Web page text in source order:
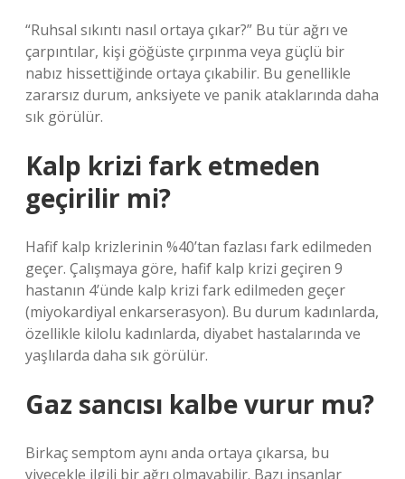
“Ruhsal sıkıntı nasıl ortaya çıkar?” Bu tür ağrı ve
çarpıntılar, kişi göğüste çırpınma veya güçlü bir
nabız hissettiğinde ortaya çıkabilir. Bu genellikle
zararsız durum, anksiyete ve panik ataklarında daha
sık görülür.
Kalp krizi fark etmeden
geçirilir mi?
Hafif kalp krizlerinin %40’tan fazlası fark edilmeden
geçer. Çalışmaya göre, hafif kalp krizi geçiren 9
hastanın 4’ünde kalp krizi fark edilmeden geçer
(miyokardiyal enkarserasyon). Bu durum kadınlarda,
özellikle kilolu kadınlarda, diyabet hastalarında ve
yaşlılarda daha sık görülür.
Gaz sancısı kalbe vurur mu?
Birkaç semptom aynı anda ortaya çıkarsa, bu
yiyecekle ilgili bir ağrı olmayabilir. Bazı insanlar